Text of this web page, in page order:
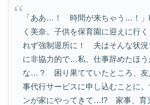
「ああ…！ 時間が来ちゃう…！」
く美奈。子供を保育園に迎えに行
れず強制退所に！ 夫はそんな状況
に非協力的で…私、仕事辞めたほう
な…？ 困り果てていたところ、友
事代行サービスに申し込むことに。
ンが家にやってきて…!? 家事、育